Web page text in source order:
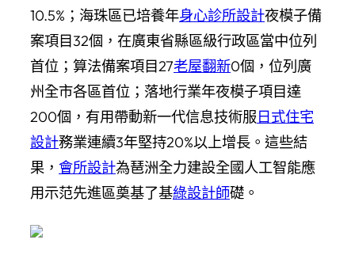
10.5%；海珠區已培養年身心診所設計夜模子備
案項目32個，在廣東省縣區級行政區當中位列
首位；算法備案項目27老屋翻新0個，位列廣
州全市各區首位；落地行業年夜模子項目達
200個，有用帶動新一代信息技術服日式住宅
設計務業連續3年堅持20%以上增長。這些結
果， 會所設計為琶洲全力建設全國人工智能應
用示范先進區奠基了基綠設計師礎。